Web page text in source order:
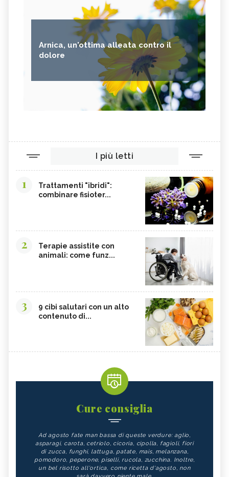
Arnica, un'ottima alleata contro il
dolore
I più letti
1
Trattamenti "ibridi":
combinare fisioter...
2
Terapie assistite con
animali: come funz...
3
9 cibi salutari con un alto
contenuto di...
Cure consiglia
Ad agosto fate man bassa di queste verdure: aglio,
asparagi, carota, cetriolo, cicoria, cipolla, fagioli, fiori
di zucca, funghi, lattuga, patate, mais, melanzana,
pomodoro, peperone, piselli, rucola, zucchina. Inoltre,
un bel risotto all'ortica, come ricetta d'agosto, non